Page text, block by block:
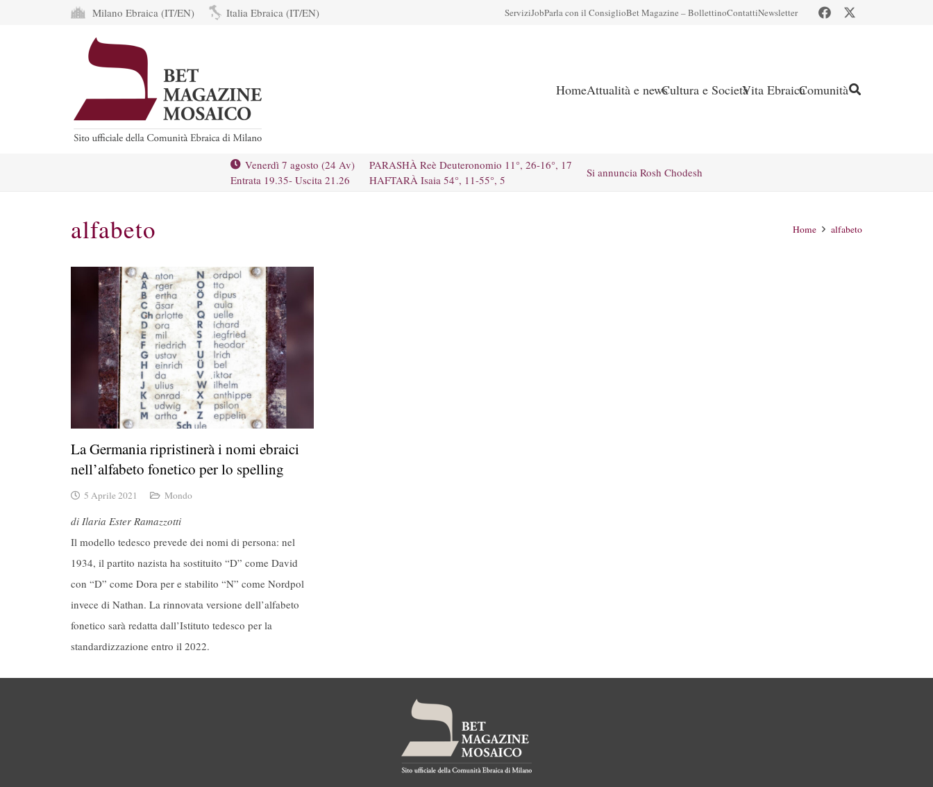
Milano Ebraica (IT/EN) Italia Ebraica (IT/EN) ServiziJobParla con il ConsiglioBet Magazine – BollettinoContattiNewsletter
HomeAttualità e newsCultura e SocietàVita EbraicaComunità
Venerdì 7 agosto (24 Av)
Entrata 19.35- Uscita 21.26
PARASHÀ Reè Deuteronomio 11°, 26-16°, 17
HAFTARÀ Isaia 54°, 11-55°, 5
Si annuncia Rosh Chodesh
alfabeto Home alfabeto
La Germania ripristinerà i nomi ebraici
nell’alfabeto fonetico per lo spelling
5 Aprile 2021 Mondo
di Ilaria Ester Ramazzotti
Il modello tedesco prevede dei nomi di persona: nel
1934, il partito nazista ha sostituito “D” come David
con “D” come Dora per e stabilito “N” come Nordpol
invece di Nathan. La rinnovata versione dell’alfabeto
fonetico sarà redatta dall’Istituto tedesco per la
standardizzazione entro il 2022.